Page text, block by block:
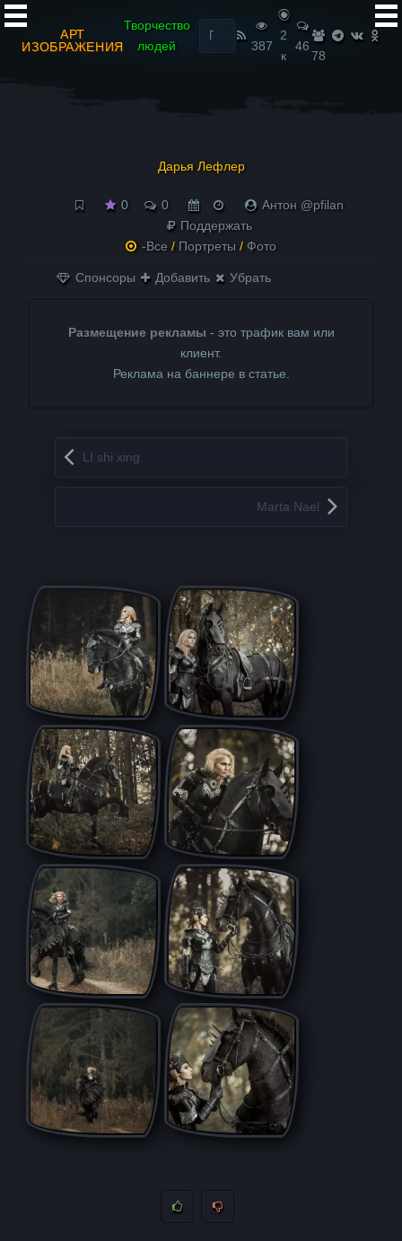
АРТ
ИЗОБРАЖЕНИЯ
Творчество
людей
Найти:
387
2
к
46
78
Дарья Лефлер
0 0
Антон @pfilan
Поддержать
-Все / Портреты / Фото
Спонсоры Добавить Убрать
Размещение рекламы - это трафик вам или
клиент.
Реклама на баннере в статье.
Запись навигация
LI shi xing
Marta Nael